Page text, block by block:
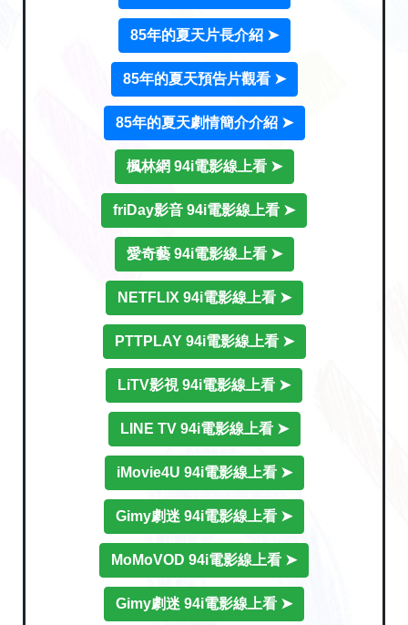
85年的夏天片長介紹 ➤
85年的夏天預告片觀看 ➤
85年的夏天劇情簡介介紹 ➤
楓林網 94i電影線上看 ➤
friDay影音 94i電影線上看 ➤
愛奇藝 94i電影線上看 ➤
NETFLIX 94i電影線上看 ➤
PTTPLAY 94i電影線上看 ➤
LiTV影視 94i電影線上看 ➤
LINE TV 94i電影線上看 ➤
iMovie4U 94i電影線上看 ➤
Gimy劇迷 94i電影線上看 ➤
MoMoVOD 94i電影線上看 ➤
Gimy劇迷 94i電影線上看 ➤